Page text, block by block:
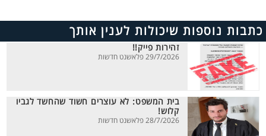
כתבות נוספות שיכולות לענין אותך
זהירות פייק!!
29/7/2026 פלאשנט חדשות
בית המשפט: לא עוצרים חשוד שהחשד לגביו
קלוש!
28/7/2026 פלאשנט חדשות